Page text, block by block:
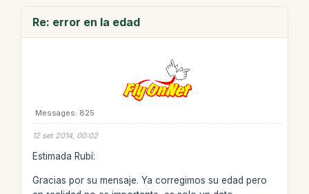
Re: error en la edad
Messages: 825
12 set 2014, 00:02
Estimada Rubí:
Gracias por su mensaje. Ya corregimos su edad pero